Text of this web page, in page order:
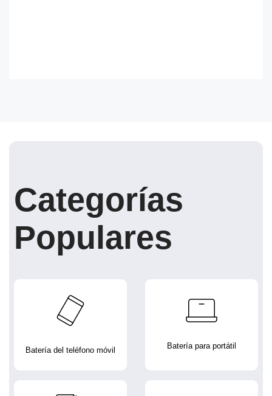
Categorías
Populares
Batería del teléfono móvil Batería para portátil